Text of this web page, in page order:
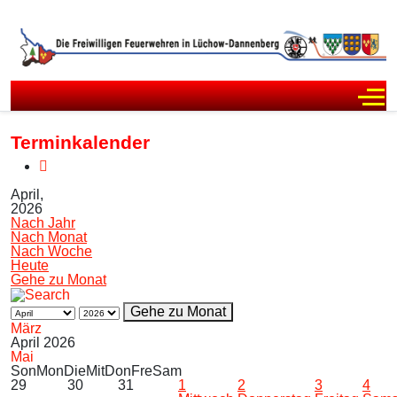
Terminkalender
April,
2026
Nach Jahr
Nach Monat
Nach Woche
Heute
Gehe zu Monat
Gehe zu Monat
März
April 2026
Mai
SonMonDieMitDonFreSam
29
30 31
1
2
3
4